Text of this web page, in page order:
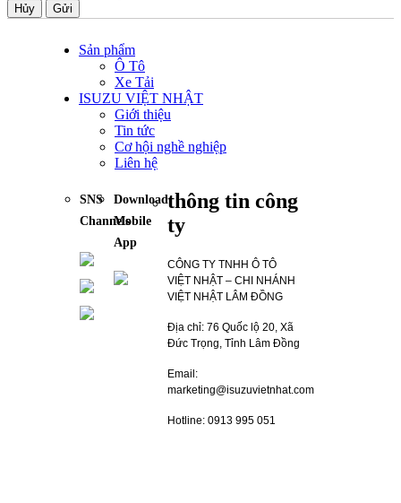
Hủy
Sản phẩm
Ô Tô
Xe Tải
ISUZU VIỆT NHẬT
Giới thiệu
Tin tức
Cơ hội nghề nghiệp
Liên hệ
SNS
Channels
Download
Mobile
App
thông tin công
ty
CÔNG TY TNHH Ô TÔ
VIỆT NHẬT – CHI NHÁNH
VIỆT NHẬT LÂM ĐỒNG
Địa chỉ: 76 Quốc lộ 20, Xã
Đức Trọng, Tỉnh Lâm Đồng
Email:
marketing@isuzuvietnhat.com
Hotline: 0913 995 051